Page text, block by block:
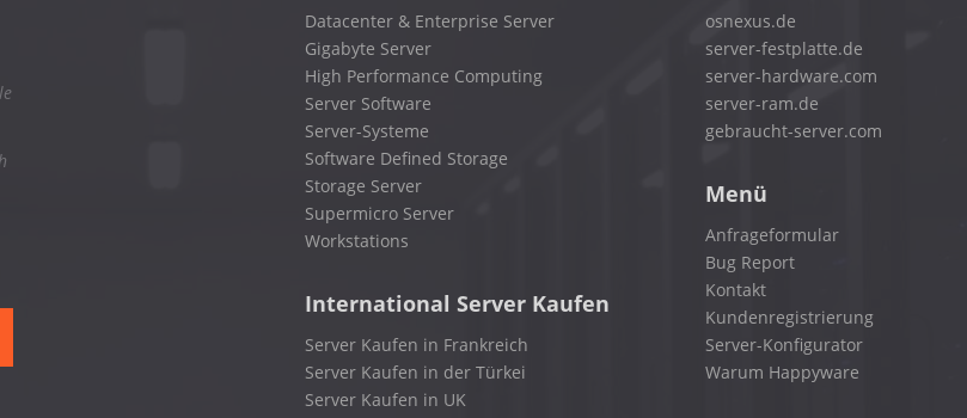
Datacenter & Enterprise Server
Gigabyte Server
High Performance Computing
Server Software
Server-Systeme
Software Defined Storage
Storage Server
Supermicro Server
Workstations
International Server Kaufen
Server Kaufen in Frankreich
Server Kaufen in der Türkei
Server Kaufen in UK
osnexus.de
server-festplatte.de
server-hardware.com
server-ram.de
gebraucht-server.com
Menü
Anfrageformular
Bug Report
Kontakt
Kundenregistrierung
Server-Konfigurator
Warum Happyware